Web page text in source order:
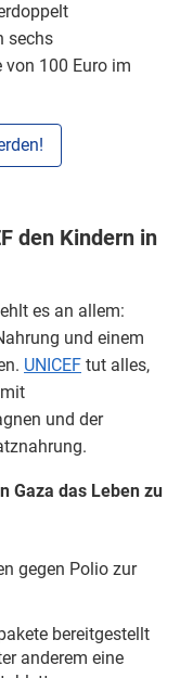
sechs
von 1‍0‍0‍ Euro im
den Kindern in
es an allem:
und einem
UNICEF tut alles,
und der
Gaza das Leben zu
gegen Polio zur
bereitgestellt
anderem eine